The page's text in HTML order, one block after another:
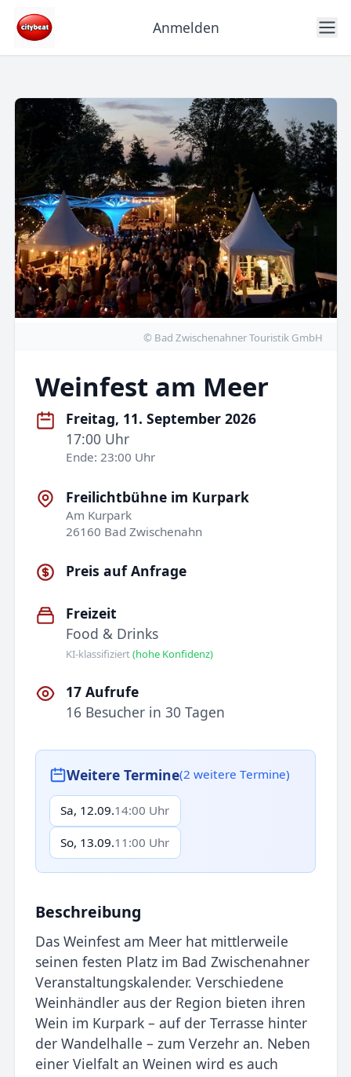
Anmelden
© Bad Zwischenahner Touristik GmbH
Weinfest am Meer
Freitag, 11. September 2026
17:00 Uhr
Ende: 23:00 Uhr
Freilichtbühne im Kurpark
Am Kurpark
26160 Bad Zwischenahn
Preis auf Anfrage
Freizeit
Food & Drinks
KI-klassifiziert(hohe Konfidenz)
17 Aufrufe
16 Besucher in 30 Tagen
Weitere Termine(2 weitere Termine)
Sa, 12.09.14:00 Uhr
So, 13.09.11:00 Uhr
Beschreibung
Das Weinfest am Meer hat mittlerweile
seinen festen Platz im Bad Zwischenahner
Veranstaltungskalender. Verschiedene
Weinhändler aus der Region bieten ihren
Wein im Kurpark – auf der Terrasse hinter
der Wandelhalle – zum Verzehr an. Neben
einer Vielfalt an Weinen wird es auch